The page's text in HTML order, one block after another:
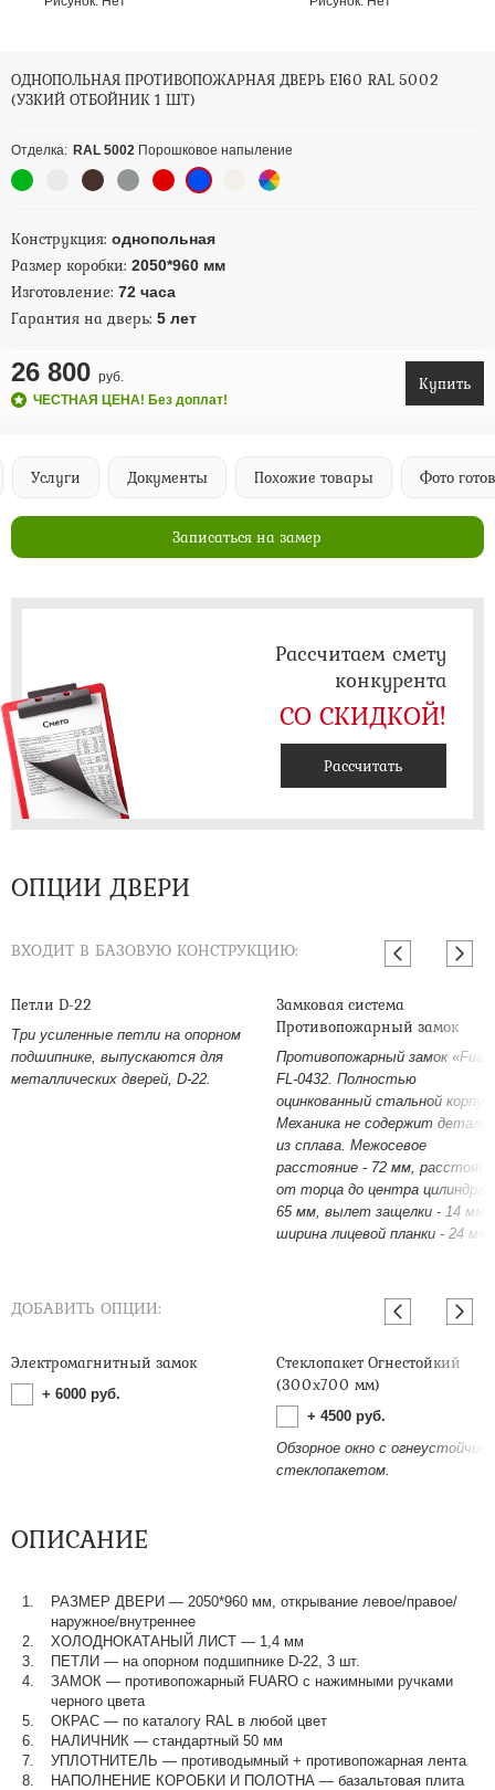
ОДНОПОЛЬНАЯ ПРОТИВОПОЖАРНАЯ ДВЕРЬ EI60 RAL 5002
(УЗКИЙ ОТБОЙНИК 1 ШТ)
Отделка: RAL 5002 Порошковое напыление
Конструкция: однопольная
Размер коробки: 2050*960 мм
Изготовление: 72 часа
Гарантия на дверь: 5 лет
26 800 руб.
ЧЕСТНАЯ ЦЕНА! Без доплат!
Купить
Услуги Документы Похожие товары Фото
Записаться на замер
Рассчитаем смету
конкурента
СО СКИДКОЙ!
Рассчитать
ОПЦИИ ДВЕРИ
ВХОДИТ В БАЗОВУЮ КОНСТРУКЦИЮ:
Петли D-22
Три усиленные петли на опорном
подшипнике, выпускаются для
металлических дверей, D-22.
Замковая система
Противопожарный замок
Противопожарный замок
FL-0432. Полностью
оцинкованный стальной корпус.
Механика не содержит деталей
из сплава. Межосевое
расстояние - 72 мм,
от торца до центра цилиндра -
65 мм, вылет защелки - 14 мм,
ширина лицевой планки - 24 мм.
ДОБАВИТЬ ОПЦИИ:
Электромагнитный замок
+ 6000 руб.
Стеклопакет Огнестойкий
(300х700 мм)
+ 4500 руб.
Обзорное окно с
стеклопакетом.
ОПИСАНИЕ
РАЗМЕР ДВЕРИ — 2050*960 мм, открывание левое/правое/
наружное/внутреннее
ХОЛОДНОКАТАНЫЙ ЛИСТ — 1,4 мм
ПЕТЛИ — на опорном подшипнике D-22, 3 шт.
ЗАМОК — противопожарный FUARO с нажимными ручками
черного цвета
ОКРАС — по каталогу RAL в любой цвет​​​​​​​
НАЛИЧНИК — стандартный 50 мм
УПЛОТНИТЕЛЬ — противодымный + противопожарная лента
НАПОЛНЕНИЕ КОРОБКИ И ПОЛОТНА — базальтовая плита